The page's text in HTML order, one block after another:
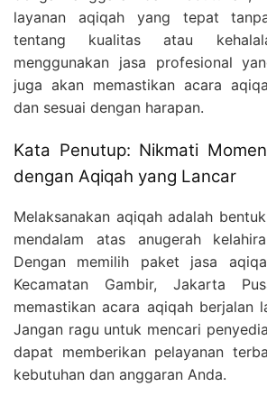
layanan aqiqah yang tepat
tentang kualitas atau
menggunakan jasa profesional
juga akan memastikan acara
dan sesuai dengan harapan.
Kata Penutup: Nikmati
dengan Aqiqah yang Lancar
Melaksanakan aqiqah adalah
mendalam atas anugerah
Dengan memilih paket jasa
Kecamatan Gambir, Jakarta
memastikan acara aqiqah berjalan
Jangan ragu untuk mencari
dapat memberikan pelayanan
kebutuhan dan anggaran Anda.